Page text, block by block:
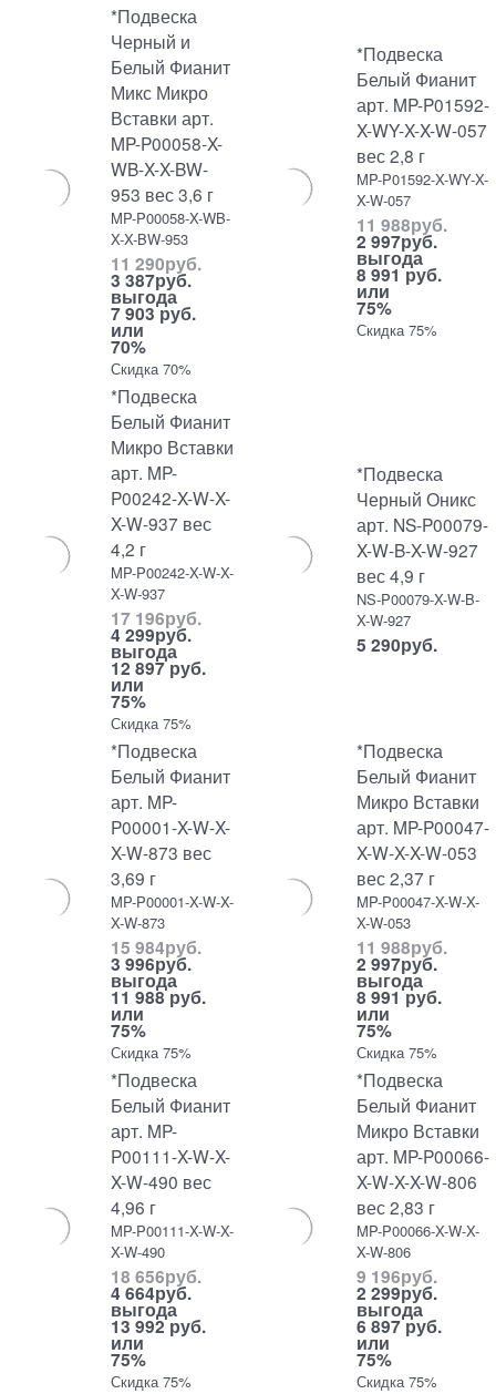
*Подвеска
Черный и
Белый Фианит
Микс Микро
Вставки арт.
MP-P00058-X-
WB-X-X-BW-
953 вес 3,6 г
MP-P00058-X-WB-
X-X-BW-953
11 290руб.
3 387руб.
выгода
7 903 руб.
или
70%
Скидка 70%
*Подвеска
Белый Фианит
арт. MP-P01592-
X-WY-X-X-W-057
вес 2,8 г
MP-P01592-X-WY-X-
X-W-057
11 988руб.
2 997руб.
выгода
8 991 руб.
или
75%
Скидка 75%
*Подвеска
Белый Фианит
Микро Вставки
арт. MP-
P00242-X-W-X-
X-W-937 вес
4,2 г
MP-P00242-X-W-X-
X-W-937
17 196руб.
4 299руб.
выгода
12 897 руб.
или
75%
Скидка 75%
*Подвеска
Черный Оникс
арт. NS-P00079-
X-W-B-X-W-927
вес 4,9 г
NS-P00079-X-W-B-
X-W-927
5 290руб.
*Подвеска
Белый Фианит
арт. MP-
P00001-X-W-X-
X-W-873 вес
3,69 г
MP-P00001-X-W-X-
X-W-873
15 984руб.
3 996руб.
выгода
11 988 руб.
или
75%
Скидка 75%
*Подвеска
Белый Фианит
Микро Вставки
арт. MP-P00047-
X-W-X-X-W-053
вес 2,37 г
MP-P00047-X-W-X-
X-W-053
11 988руб.
2 997руб.
выгода
8 991 руб.
или
75%
Скидка 75%
*Подвеска
Белый Фианит
арт. MP-
P00111-X-W-X-
X-W-490 вес
4,96 г
MP-P00111-X-W-X-
X-W-490
18 656руб.
4 664руб.
выгода
13 992 руб.
или
75%
Скидка 75%
*Подвеска
Белый Фианит
Микро Вставки
арт. MP-P00066-
X-W-X-X-W-806
вес 2,83 г
MP-P00066-X-W-X-
X-W-806
9 196руб.
2 299руб.
выгода
6 897 руб.
или
75%
Скидка 75%